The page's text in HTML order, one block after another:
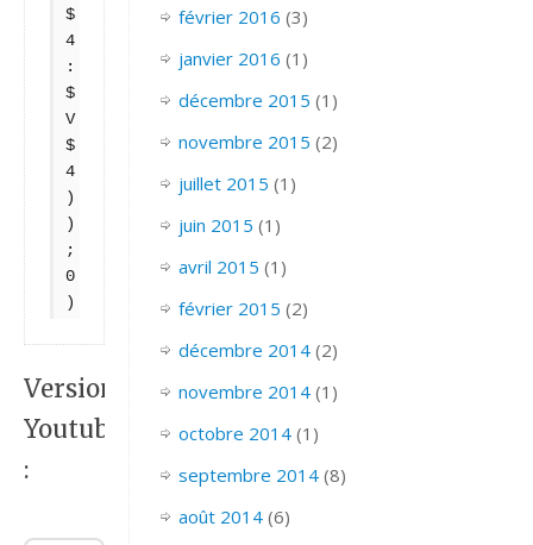
$
4
:
$
V
$
4
)
)
;
0
)
Version
Youtube
:
février 2016 (3)
janvier 2016 (1)
décembre 2015 (1)
novembre 2015 (2)
juillet 2015 (1)
juin 2015 (1)
avril 2015 (1)
février 2015 (2)
décembre 2014(2)
novembre 2014(1)
octobre 2014(1)
septembre 2014(8)
août 2014(6)